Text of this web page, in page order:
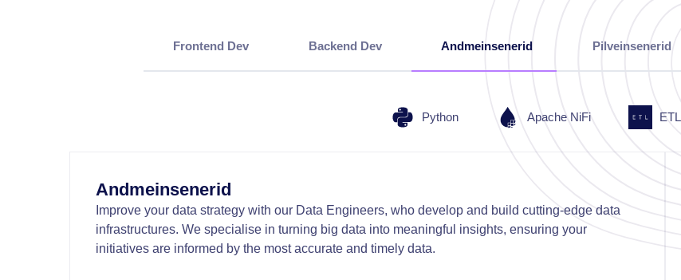
Frontend Dev Backend Dev Andmeinsenerid Pilveinsenerid
Python Apache NiFi ETL
Andmeinsenerid
Improve your data strategy with our Data Engineers, who develop and build cutting-edge data
infrastructures. We specialise in turning big data into meaningful insights, ensuring your
initiatives are informed by the most accurate and timely data.